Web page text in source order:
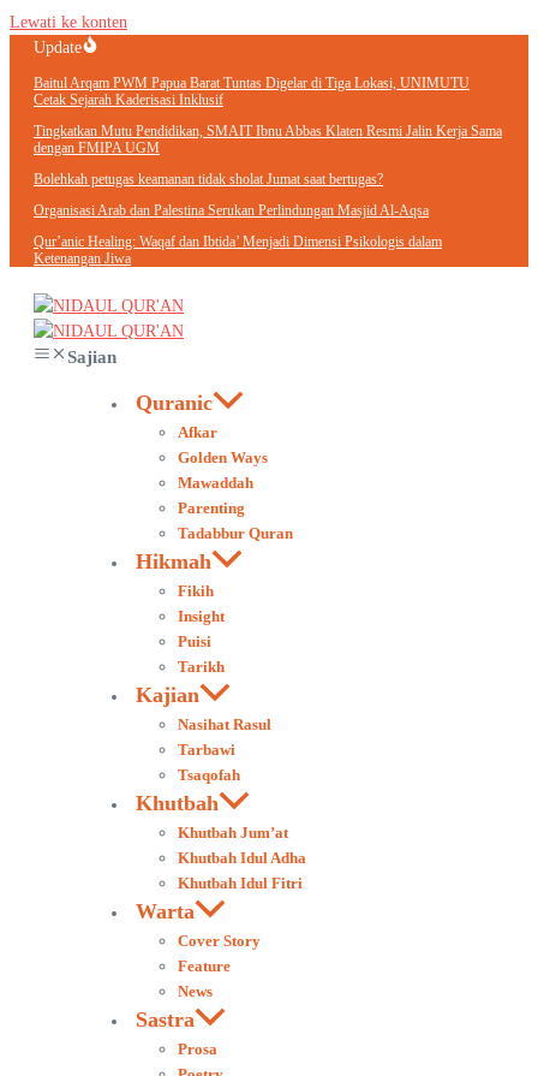
Lewati ke konten
Update
Baitul Arqam PWM Papua Barat Tuntas Digelar di Tiga Lokasi, UNIMUTU
Cetak Sejarah Kaderisasi Inklusif
Tingkatkan Mutu Pendidikan, SMAIT Ibnu Abbas Klaten Resmi Jalin Kerja Sama
dengan FMIPA UGM
Bolehkah petugas keamanan tidak sholat Jumat saat bertugas?
Organisasi Arab dan Palestina Serukan Perlindungan Masjid Al-Aqsa
Qur’anic Healing: Waqaf dan Ibtida’ Menjadi Dimensi Psikologis dalam
Ketenangan Jiwa
Sajian
Quranic
Afkar
Golden Ways
Mawaddah
Parenting
Tadabbur Quran
Hikmah
Fikih
Insight
Puisi
Tarikh
Kajian
Nasihat Rasul
Tarbawi
Tsaqofah
Khutbah
Khutbah Jum’at
Khutbah Idul Adha
Khutbah Idul Fitri
Warta
Cover Story
Feature
News
Sastra
Prosa